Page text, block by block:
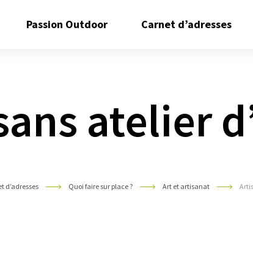
Fermer
Passion OutdoorOuvrir/FermerCarnet d’adresses
atelier
d’adresses Quoi faire sur place ? Art et artisanat